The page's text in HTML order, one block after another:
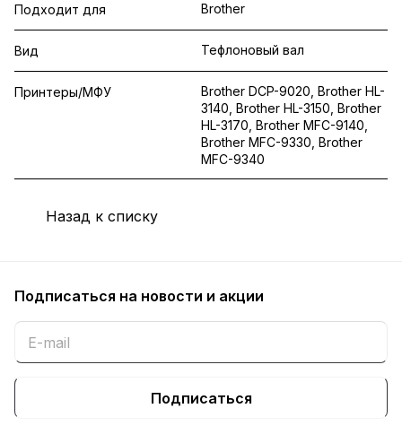
Подходит для Brother
Вид Тефлоновый вал
Принтеры/МФУ
Brother DCP-9020, Brother HL-
3140, Brother HL-3150, Brother
HL-3170, Brother MFC-9140,
Brother MFC-9330, Brother
MFC-9340
Назад к списку
Подписаться на новости и акции
Подписаться